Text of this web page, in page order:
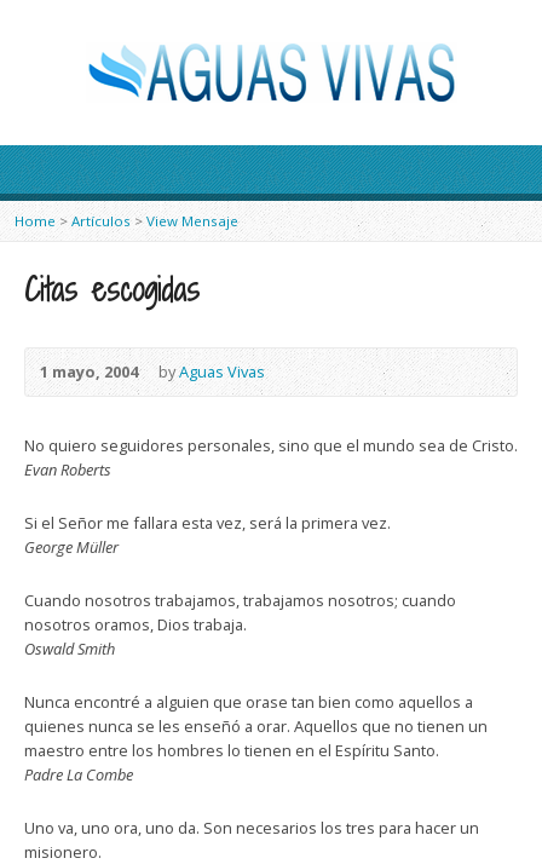
Home > Artículos > View Mensaje
Citas escogidas
1 mayo, 2004 byAguas Vivas
No quiero seguidores personales, sino que el mundo sea de Cristo.
Evan Roberts
Si el Señor me fallara esta vez, será la primera vez.
George Müller
Cuando nosotros trabajamos, trabajamos nosotros; cuando
nosotros oramos, Dios trabaja.
Oswald Smith
Nunca encontré a alguien que orase tan bien como aquellos a
quienes nunca se les enseñó a orar. Aquellos que no tienen un
maestro entre los hombres lo tienen en el Espíritu Santo.
Padre La Combe
Uno va, uno ora, uno da. Son necesarios los tres para hacer un
misionero.